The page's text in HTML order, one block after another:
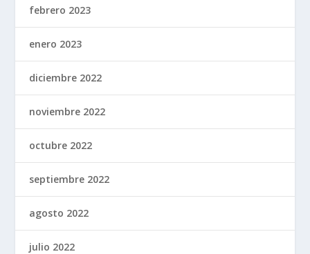
febrero 2023
enero 2023
diciembre 2022
noviembre 2022
octubre 2022
septiembre 2022
agosto 2022
julio 2022